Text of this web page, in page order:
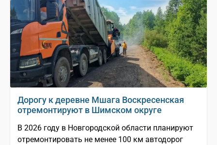
Дорогу к деревне Мшага Воскресенская
отремонтируют в Шимском округе
В 2026 году в Новгородской области планируют
отремонтировать не менее 100 км автодорог